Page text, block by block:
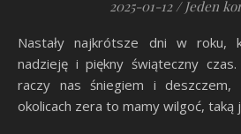
2025-01-12 / Jeden
Nastały najkrótsze dni w roku, które przyniosły nam
nadzieję i piękny świąteczny
raczy nas śniegiem i
okolicach zera to mamy wilgoć, taką